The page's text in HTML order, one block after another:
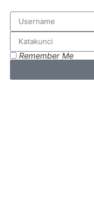
Remember Me